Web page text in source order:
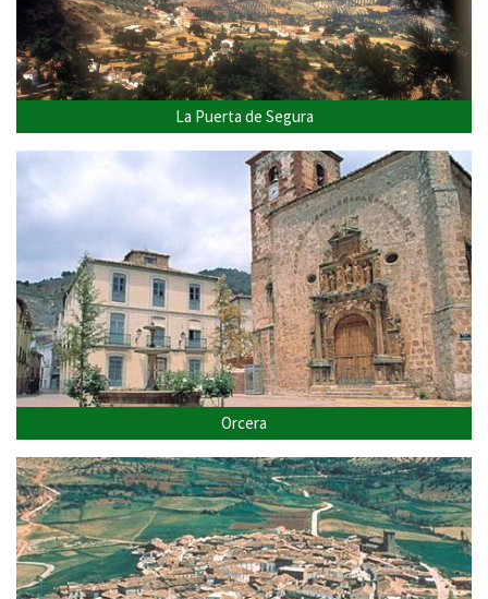
La Puerta de Segura
Orcera